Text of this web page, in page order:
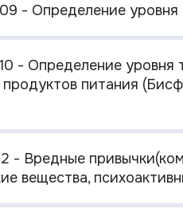
- Определение
- Определение уровня
продуктов питания
Вредные
вещества,